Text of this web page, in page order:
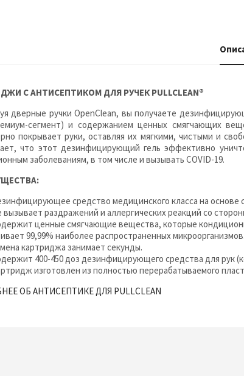
С АНТИСЕПТИКОМ ДЛЯ РУЧЕК PULLCLEAN®
дверные ручки OpenClean, вы получаете
сегмент) и содержанием ценных смягчающих
покрывает руки, оставляя их мягкими, чистыми и
что этот дезинфицирующий гель эффективно
заболеваниям, в том числе и вызывать COVID-19.
средство медицинского класса на основе
вызывает раздражений и аллергических реакций со
ценные смягчающие вещества, которые
99,99% наиболее распространенных микроорганизмов.
картриджа занимает секунды.
400-450 доз дезинфицирующего средства для рук
изготовлен из полностью перерабатываемого
ОБ АНТИСЕПТИКЕ ДЛЯ PULLCLEAN